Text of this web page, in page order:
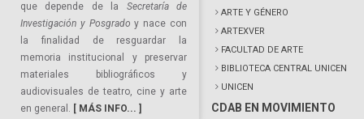
que depende de la Secretaría de
Investigación y Posgrado y nace con
la finalidad de resguardar la
memoria institucional y preservar
materiales bibliográficos y
audiovisuales de teatro, cine y arte
en general. [ MÁS INFO... ]
ARTE Y GÉNERO
ARTEXVER
FACULTAD DE ARTE
BIBLIOTECA CENTRAL UNICEN
UNICEN
CDAB EN MOVIMIENTO